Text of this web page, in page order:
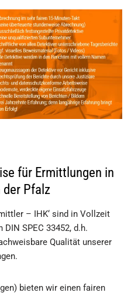
für Ermittlungen in
der Pfalz
– IHK‘ sind in Vollzeit
SPEC 33452, d.h.
Qualität unserer
bieten wir einen fairen